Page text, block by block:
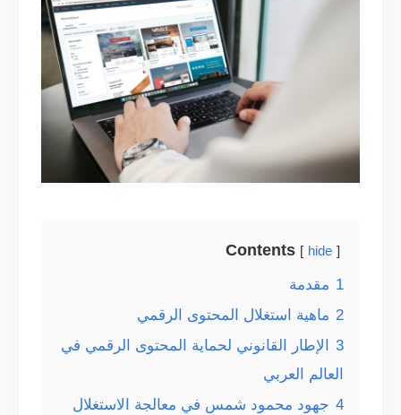
Contents hide
1 مقدمة
2 ماهية استغلال المحتوى الرقمي
3
الإطار القانوني لحماية المحتوى الرقمي في
العالم العربي
4 جهود محمود شمس في معالجة الاستغلال